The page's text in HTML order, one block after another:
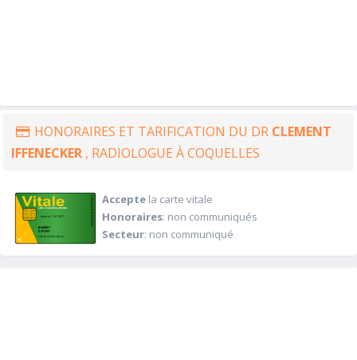
HONORAIRES ET TARIFICATION DU DR CLEMENT
IFFENECKER , RADIOLOGUE À COQUELLES
Acceptela carte vitale
Honoraires: non communiqués
Secteur: non communiqué